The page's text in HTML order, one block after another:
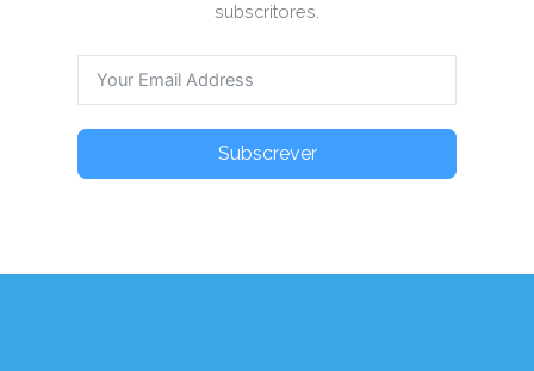
subscritores.
Subscrever